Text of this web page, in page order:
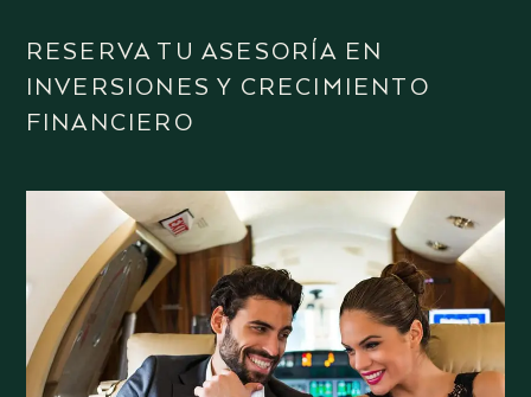
RESERVA TU ASESORÍA EN
INVERSIONES Y CRECIMIENTO
FINANCIERO